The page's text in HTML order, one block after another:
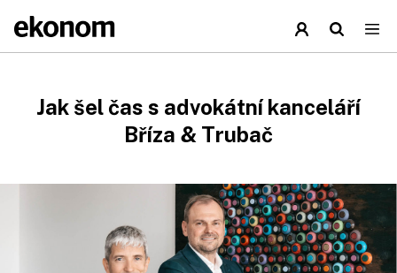
Jak šel čas s advokátní kanceláří
Bříza & Trubač